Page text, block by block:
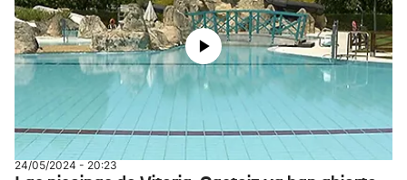
24/05/2024 - 20:23